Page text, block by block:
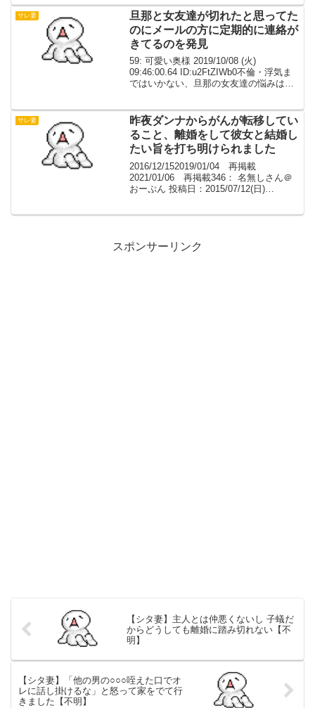
ったのかも（棒））
サレ妻
旦那と女友達が切れたと思ってた
のにメールの方に定期的に連絡が
きてるのを発見
59: 可愛い奥様 2019/10/08 (火)
09:46:00.64 ID:u2FtZIWb0不倫・浮気ま
ではいかない、旦那の女友達の悩みはス
可愛い奥様 201...
サレ妻
昨夜ダンナからがんが転移してい
ること、離婚をして彼女と結婚し
たい旨を打ち明けられました
2016/12/152019/01/04 再掲載
2021/01/06 再掲載346： 名無しさん＠
おーぷん 投稿日：2015/07/12(日)
スポンサーリンク
【シタ妻】主人とは仲悪くないし 子蟻だ
からどうしても離婚に踏み切れない【不
明】
【シタ妻】「他の男の○○○咥えた口でオ
レに話し掛けるな」と怒って家をでて行
きました【不明】